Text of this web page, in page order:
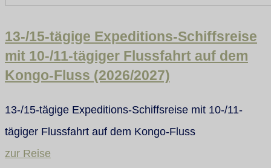
13-/15-tägige Expeditions-Schiffsreise
mit 10-/11-tägiger Flussfahrt auf dem
Kongo-Fluss (2026/2027)
13-/15-tägige Expeditions-Schiffsreise mit 10-/11-
tägiger Flussfahrt auf dem Kongo-Fluss
zur Reise